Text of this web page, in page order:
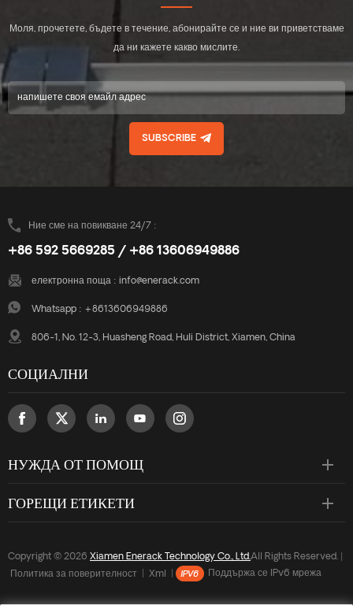
Моля, прочетете, бъдете в течение, абонирайте се и ние ви приветстваме
да ни кажете какво мислите.
SUBSCRIBE
Ние сме на повикване 24/7 :
+86 592 5669285 / +86 13606949886
електронна поща : info@enerack.com
Whatsapp : +8613606949886
806-1, No. 12-3, Huasheng Road, Huli District, Xiamen, China
СОЦИАЛНИ
НУЖДА ОТ ПОМОЩ
ГОРЕЩИ ЕТИКЕТИ
Copyright © 2026 Xiamen Enerack Technology Co., Ltd.All Rights Reserved. |
Политика за поверителност
Xml Поддържа се IPv6 мрежа